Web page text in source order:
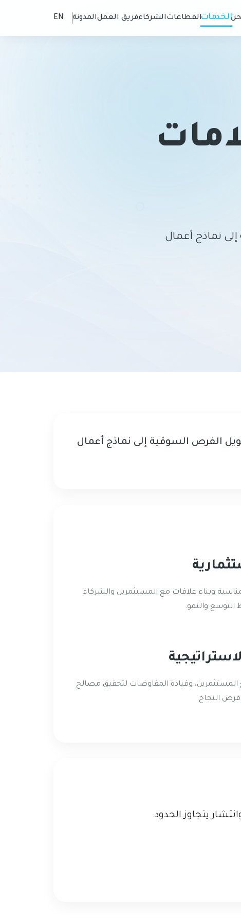
القطاعاتالشركاءفريق العملالمدونة EN
نماذج أعمال
الفرص السوقية إلى نماذج أعمال
وبناء علاقات مع المستثمرين والشركاء
التوسع والنمو.
المستثمرين، وقيادة المفاوضات لتحقيق مصالح
فرص النجاح.
يتجاوز الحدود.